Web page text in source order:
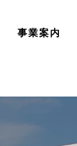
事業案内